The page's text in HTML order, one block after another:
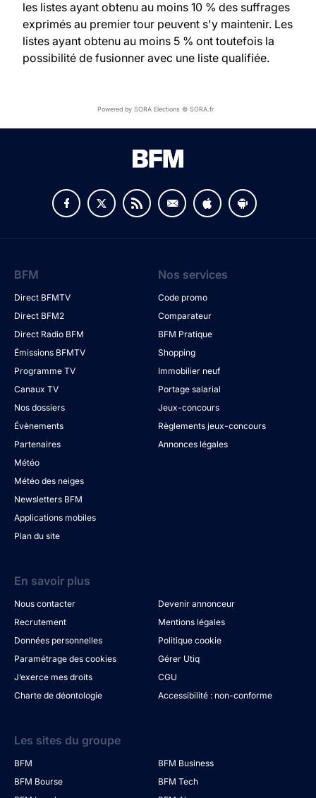
les listes ayant obtenu au moins 10 % des suffrages
exprimés au premier tour peuvent s'y maintenir. Les
listes ayant obtenu au moins 5 % ont toutefois la
possibilité de fusionner avec une liste qualifiée.
Powered by SORA Elections © SORA.fr
BFM
Direct BFMTV
Direct BFM2
Direct Radio BFM
Émissions BFMTV
Programme TV
Canaux TV
Nos dossiers
Évènements
Partenaires
Météo
Météo des neiges
Newsletters BFM
Applications mobiles
Plan du site
Nos services
Code promo
Comparateur
BFM Pratique
Shopping
Immobilier neuf
Portage salarial
Jeux-concours
Règlements jeux-concours
Annonces légales
En savoir plus
Nous contacter
Devenir annonceur
Recrutement
Mentions légales
Données personnelles
Politique cookie
Paramétrage des cookies
Gérer Utiq
J’exerce mes droits
CGU
Charte de déontologie
Accessibilité : non-conforme
Les sites du groupe
BFM
BFM Business
BFM Bourse
BFM Tech